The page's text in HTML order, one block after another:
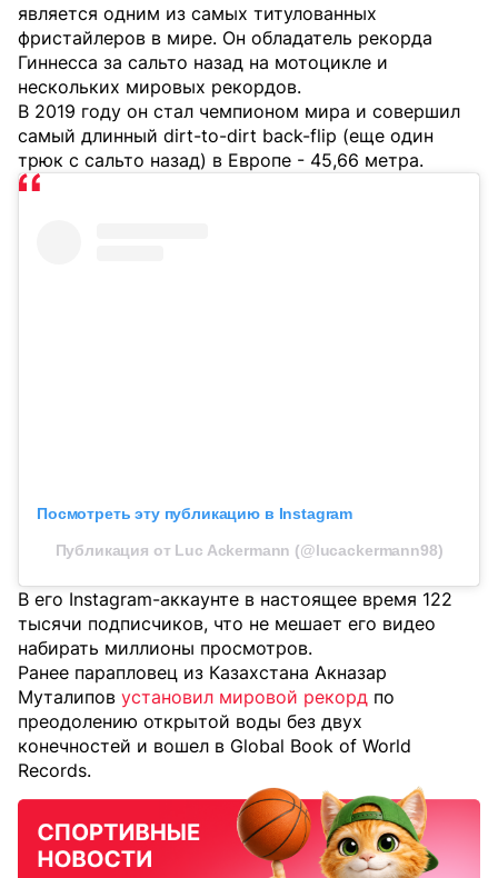
является одним из самых титулованных
фристайлеров в мире. Он обладатель рекорда
Гиннесса за сальто назад на мотоцикле и
нескольких мировых рекордов.
В 2019 году он стал чемпионом мира и совершил
самый длинный dirt-to-dirt back-flip (еще один
трюк с сальто назад) в Европе - 45,66 метра.
Посмотреть эту публикацию в Instagram
Публикация от Luc Ackermann (@lucackermann98)
В его Instagram-аккаунте в настоящее время 122
тысячи подписчиков, что не мешает его видео
набирать миллионы просмотров.
Ранее парапловец из Казахстана Акназар
Муталипов установил мировой рекорд по
преодолению открытой воды без двух
конечностей и вошел в Global Book of World
Records.